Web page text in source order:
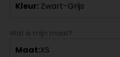
Kleur: Zwart-Grijs
Wat is mijn maat?
Maat:XS